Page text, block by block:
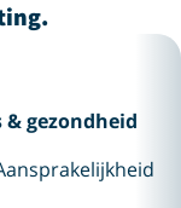
& gezondheid